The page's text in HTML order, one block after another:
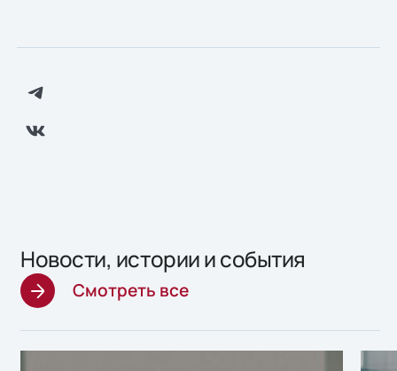
Новости, истории и события
Смотреть все